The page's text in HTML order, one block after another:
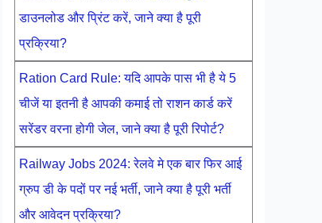
डाउनलोड और प्रिंट करें, जाने क्या है पूरी
प्रक्रिया?
Ration Card Rule: यदि आपके पास भी है ये 5
चीजें या इतनी है आपकी कमाई तो राशन कार्ड करें
सरेंडर वरना होगी जेल, जाने क्या है पूरी रिपोर्ट?
Railway Jobs 2024: रेलवे मे एक बार फिर आई
ग्रुप डी के पदों पर नई भर्ती, जाने क्या है पूरी भर्ती
और आवेदन प्रक्रिया?